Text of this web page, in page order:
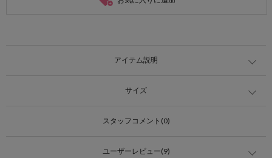
アイテム説明
サイズ
スタッフコメント(0)
ユーザーレビュー(9)